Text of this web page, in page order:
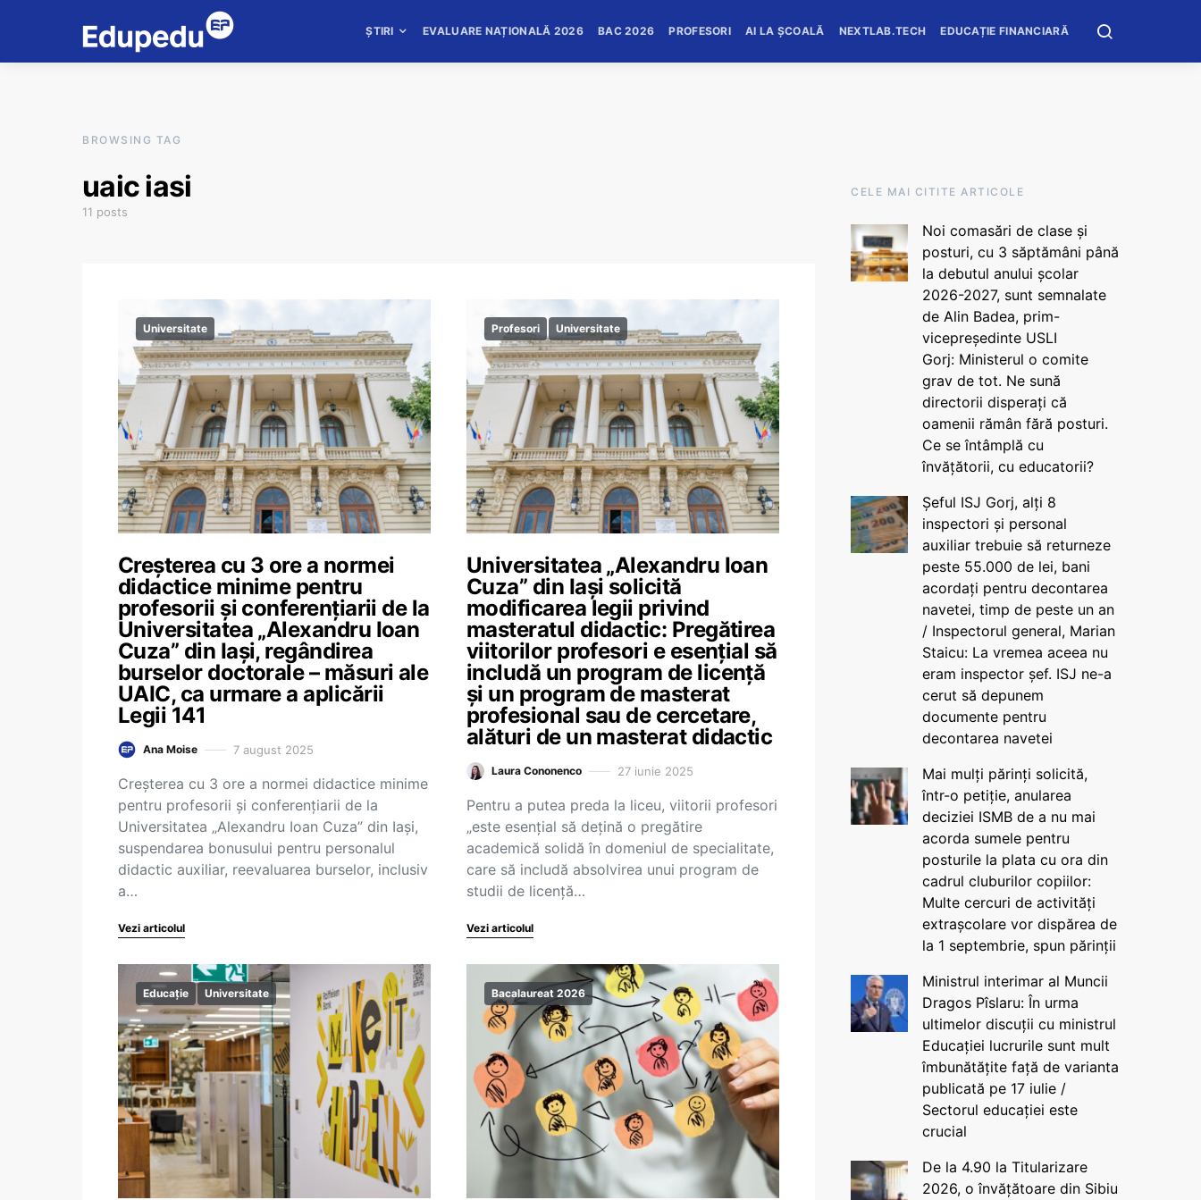
ȘTIRI EVALUARE NAȚIONALĂ 2026 BAC 2026 PROFESORI AI LA ȘCOALĂ NEXTLAB.TECH EDUCAȚIE FINANCIARĂ
BROWSING TAG
uaic iasi
11 posts
Universitate
Creșterea cu 3 ore a normei
didactice minime pentru
profesorii și conferențiarii de la
Universitatea „Alexandru Ioan
Cuza” din Iași, regândirea
burselor doctorale – măsuri ale
UAIC, ca urmare a aplicării
Legii 141
Ana Moise 7 august 2025
Creșterea cu 3 ore a normei didactice minime
pentru profesorii și conferențiarii de la
Universitatea „Alexandru Ioan Cuza” din Iași,
suspendarea bonusului pentru personalul
didactic auxiliar, reevaluarea burselor, inclusiv
a…
Vezi articolul
Profesori Universitate
Universitatea „Alexandru Ioan
Cuza” din Iași solicită
modificarea legii privind
masteratul didactic: Pregătirea
viitorilor profesori e esențial să
includă un program de licență
și un program de masterat
profesional sau de cercetare,
alături de un masterat didactic
Laura Cononenco 27 iunie 2025
Pentru a putea preda la liceu, viitorii profesori
„este esențial să dețină o pregătire
academică solidă în domeniul de specialitate,
care să includă absolvirea unui program de
studii de licență…
Vezi articolul
Educație Universitate Bacalaureat 2026
CELE MAI CITITE ARTICOLE
Noi comasări de clase și
posturi, cu 3 săptămâni până
la debutul anului școlar
2026-2027, sunt semnalate
de Alin Badea, prim-
vicepreședinte USLI
Gorj: Ministerul o comite
grav de tot. Ne sună
directorii disperați că
oamenii rămân fără posturi.
Ce se întâmplă cu
învățătorii, cu educatorii?
Șeful ISJ Gorj, alți 8
inspectori și personal
auxiliar trebuie să returneze
peste 55.000 de lei, bani
acordați pentru decontarea
navetei, timp de peste un an
/ Inspectorul general, Marian
Staicu: La vremea aceea nu
eram inspector șef. ISJ ne-a
cerut să depunem
documente pentru
decontarea navetei
Mai mulți părinți solicită,
într-o petiție, anularea
deciziei ISMB de a nu mai
acorda sumele pentru
posturile la plata cu ora din
cadrul cluburilor copiilor:
Multe cercuri de activități
extrașcolare vor dispărea de
la 1 septembrie, spun părinții
Ministrul interimar al Muncii
Dragos Pîslaru: În urma
ultimelor discuții cu ministrul
Educației lucrurile sunt mult
îmbunătățite față de varianta
publicată pe 17 iulie /
Sectorul educației este
crucial
De la 4.90 la Titularizare
2026, o învățătoare din Sibiu